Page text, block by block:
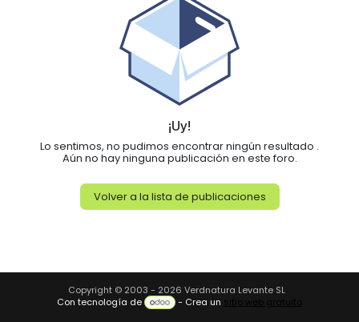
¡Uy!
Lo sentimos, no pudimos encontrar ningún resultado .
Aún no hay ninguna publicación en este foro.
Volver a la lista de publicaciones
Copyright © 2003 - 2026 Verdnatura Levante SL
Con tecnología de
- Crea un